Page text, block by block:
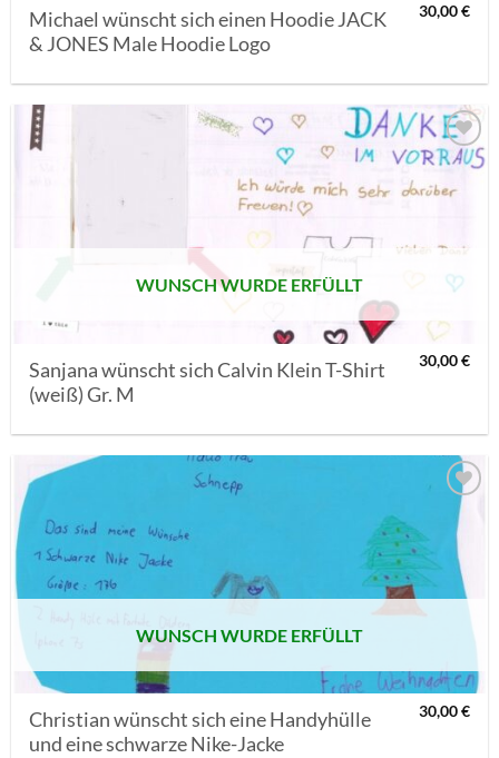
Michael wünscht sich einen Hoodie JACK
& JONES Male Hoodie Logo
30,00€
AUF MEINE
MERKLISTE
SETZEN
WUNSCH WURDE ERFÜLLT
Sanjana wünscht sich Calvin Klein T-Shirt
(weiß) Gr. M
30,00€
AUF MEINE
MERKLISTE
SETZEN
WUNSCH WURDE ERFÜLLT
Christian wünscht sich eine Handyhülle
und eine schwarze Nike-Jacke
30,00€